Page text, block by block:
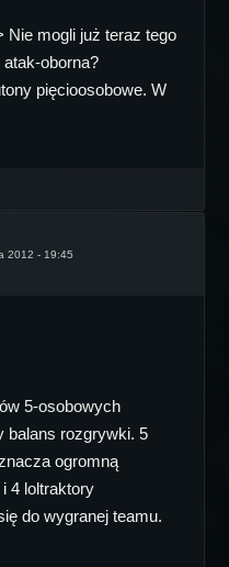
Nie mogli już teraz tego
oborna?
pięcioosobowe. W
2012 - 19:45
5-osobowych
balans rozgrywki. 5
ogromną
4 loltraktory
do wygranej teamu.